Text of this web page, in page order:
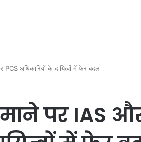
अधिकारियों के दायित्वों में फेर बदल
पर IAS